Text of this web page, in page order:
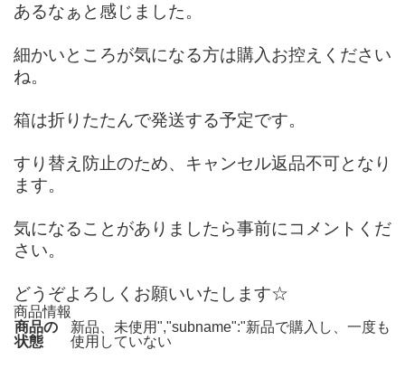
あるなぁと感じました。
細かいところが気になる方は購入お控えください
ね。
箱は折りたたんで発送する予定です。
すり替え防止のため、キャンセル返品不可となり
ます。
気になることがありましたら事前にコメントくだ
さい。
どうぞよろしくお願いいたします☆
商品情報
商品の
状態
新品、未使用","subname":"新品で購入し、一度も
使用していない